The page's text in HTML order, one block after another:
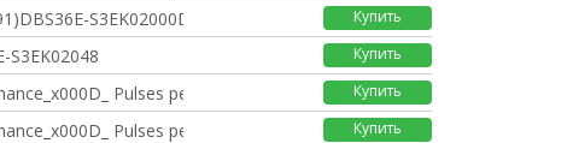
S3EK02000DBS36 Купить
S3EK02048 Купить
Pulses per Купить
Pulses per Купить